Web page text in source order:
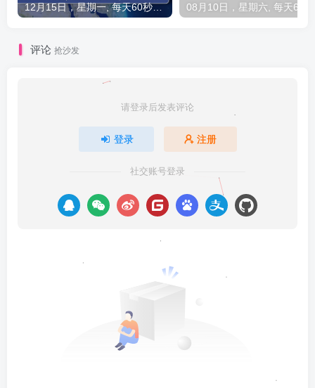
12月15日，星期一, 每天60秒读懂全世界！
评论 抢沙发
请登录后发表评论
登录 注册
社交账号登录